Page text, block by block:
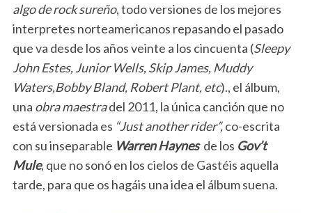
algo de rock sureño, todo versiones de los mejores
interpretes norteamericanos repasando el pasado
que va desde los años veinte a los cincuenta (Sleepy
John Estes, Junior Wells, Skip James, Muddy
Waters,Bobby Bland, Robert Plant, etc)., el álbum,
una obra maestradel 2011, la única canción que no
está versionada es “Just another rider”,co-escrita
con su inseparable Warren Haynesde los Gov’t
Mule, que no sonó en los cielos de Gastéis aquella
tarde, para que os hagáis una idea el álbum suena.